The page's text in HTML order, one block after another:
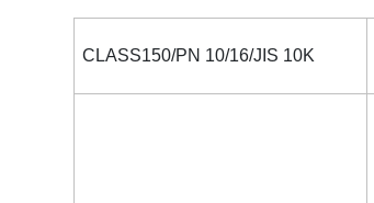
CLASS150/PN 10/16/JIS 10K